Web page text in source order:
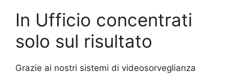
In Ufficio concentrati
solo sul risultato
Grazie ai nostri sistemi di videosorveglianza